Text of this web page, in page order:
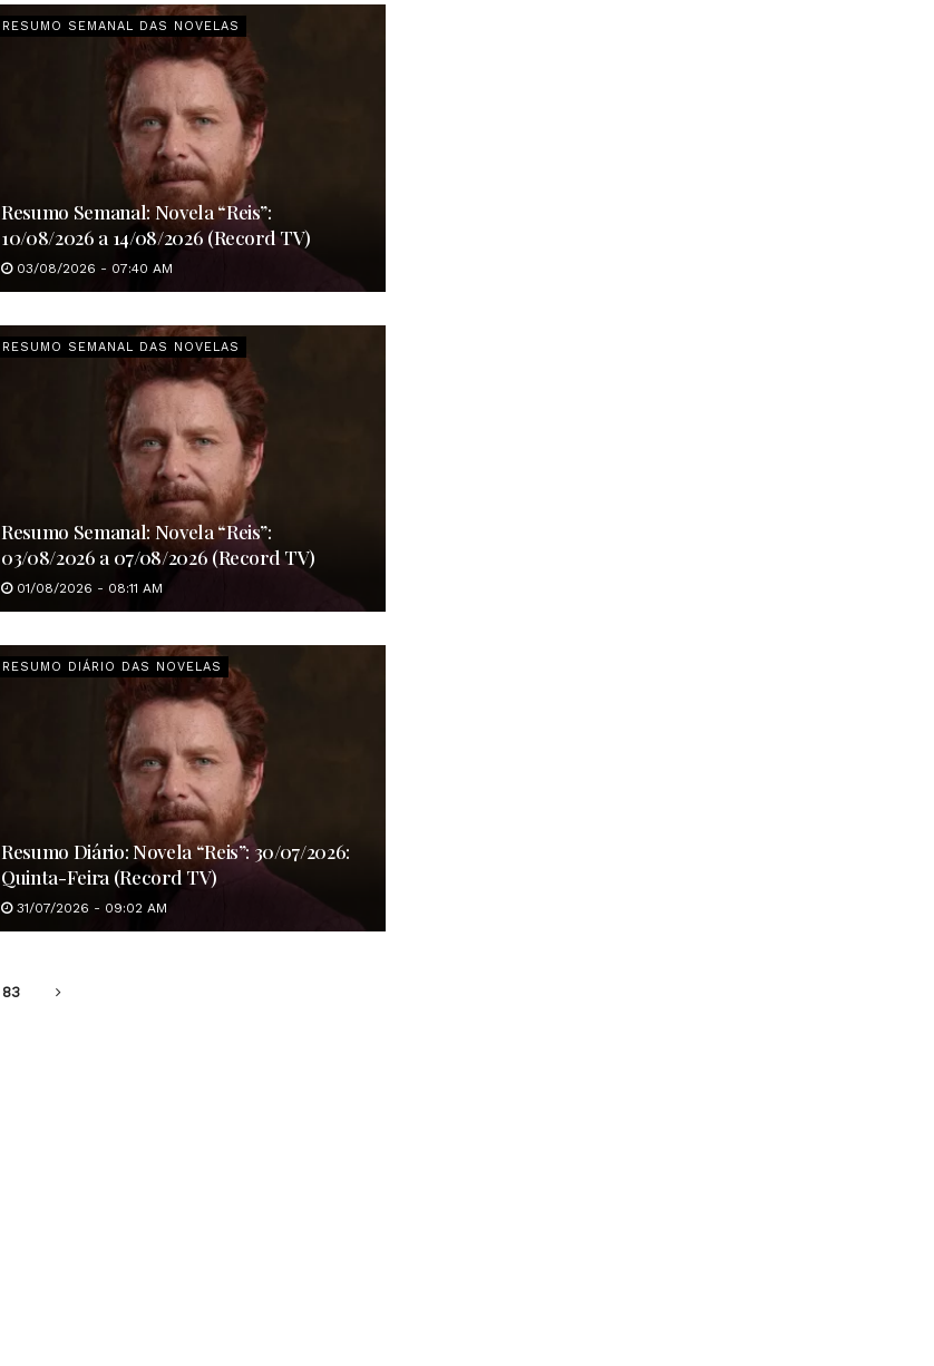
RESUMO SEMANAL DAS NOVELAS
Resumo Semanal: Novela “Reis”:
10/08/2026 a 14/08/2026 (Record TV)
03/08/2026 - 07:40 AM
RESUMO SEMANAL DAS NOVELAS
Resumo Semanal: Novela “Reis”:
03/08/2026 a 07/08/2026 (Record TV)
01/08/2026 - 08:11 AM
RESUMO DIÁRIO DAS NOVELAS
Resumo Diário: Novela “Reis”: 30/07/2026:
Quinta-Feira (Record TV)
31/07/2026 - 09:02 AM
83